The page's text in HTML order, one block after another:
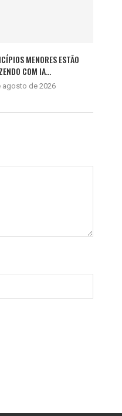
MENORES ESTÃO
COM IA...
agosto de 2026